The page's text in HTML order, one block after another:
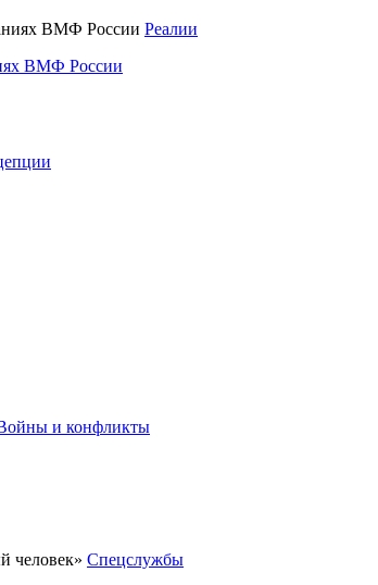
Реалии
ВМФ России
и конфликты
Спецслужбы